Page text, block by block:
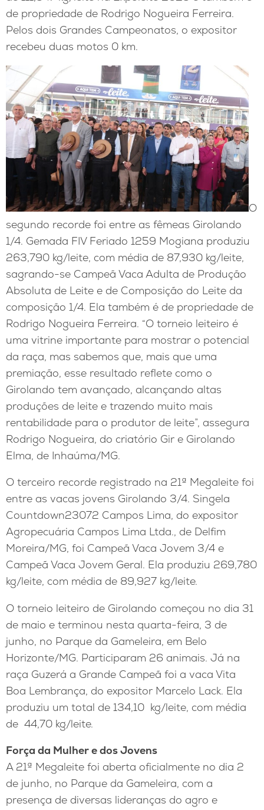
de propriedade de Rodrigo Nogueira Ferreira.
Pelos dois Grandes Campeonatos, o expositor
recebeu duas motos 0 km.
O
segundo recorde foi entre as fêmeas Girolando
1/4. Gemada FIV Feriado 1259 Mogiana produziu
263,790 kg/leite, com média de 87,930 kg/leite,
sagrando-se Campeã Vaca Adulta de Produção
Absoluta de Leite e de Composição do Leite da
composição 1/4. Ela também é de propriedade de
Rodrigo Nogueira Ferreira. “O torneio leiteiro é
uma vitrine importante para mostrar o potencial
da raça, mas sabemos que, mais que uma
premiação, esse resultado reflete como o
Girolando tem avançado, alcançando altas
produções de leite e trazendo muito mais
rentabilidade para o produtor de leite”, assegura
Rodrigo Nogueira, do criatório Gir e Girolando
Elma, de Inhaúma/MG.
O terceiro recorde registrado na 21ª Megaleite foi
entre as vacas jovens Girolando 3/4. Singela
Countdown23072 Campos Lima, do expositor
Agropecuária Campos Lima Ltda., de Delfim
Moreira/MG, foi Campeã Vaca Jovem 3/4 e
Campeã Vaca Jovem Geral. Ela produziu 269,780
kg/leite, com média de 89,927 kg/leite.
O torneio leiteiro de Girolando começou no dia 31
de maio e terminou nesta quarta-feira, 3 de
junho, no Parque da Gameleira, em Belo
Horizonte/MG. Participaram 26 animais. Já na
raça Guzerá a Grande Campeã foi a vaca Vita
Boa Lembrança, do expositor Marcelo Lack. Ela
produziu um total de 134,10 kg/leite, com média
de 44,70 kg/leite.
Força da Mulher e dos Jovens
A 21ª Megaleite foi aberta oficialmente no dia 2
de junho, no Parque da Gameleira, com a
presença de diversas lideranças do agro e